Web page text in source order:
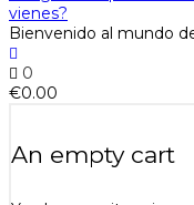
Bienvenido al mundo
0
€0.00
An empty cart